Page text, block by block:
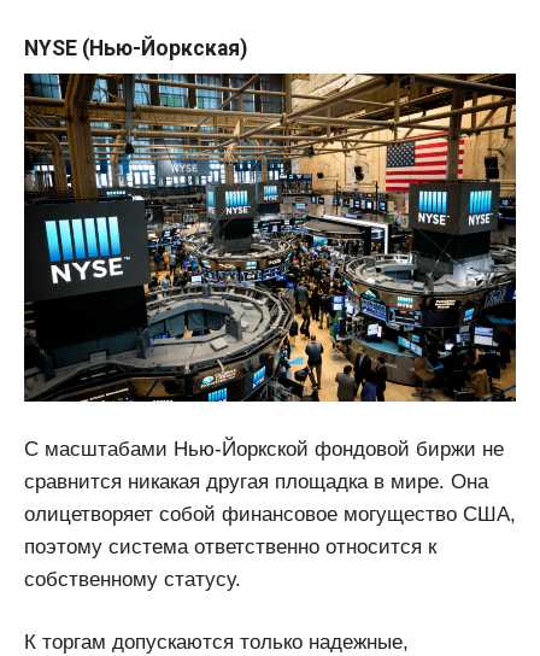
NYSE (Нью-Йоркская)
С масштабами Нью-Йоркской фондовой биржи не
сравнится никакая другая площадка в мире. Она
олицетворяет собой финансовое могущество США,
поэтому система ответственно относится к
собственному статусу.
К торгам допускаются только надежные,